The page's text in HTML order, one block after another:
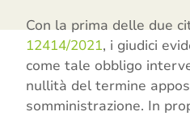
Con la prima delle due
12414/2021, i giudici
come tale obbligo
nullità del termine
somministrazione. In